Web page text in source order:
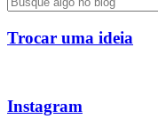
Trocar uma ideia
Instagram